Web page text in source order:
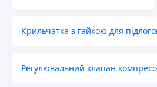
Крильчатка з гайкою для
Регулювальний клапан